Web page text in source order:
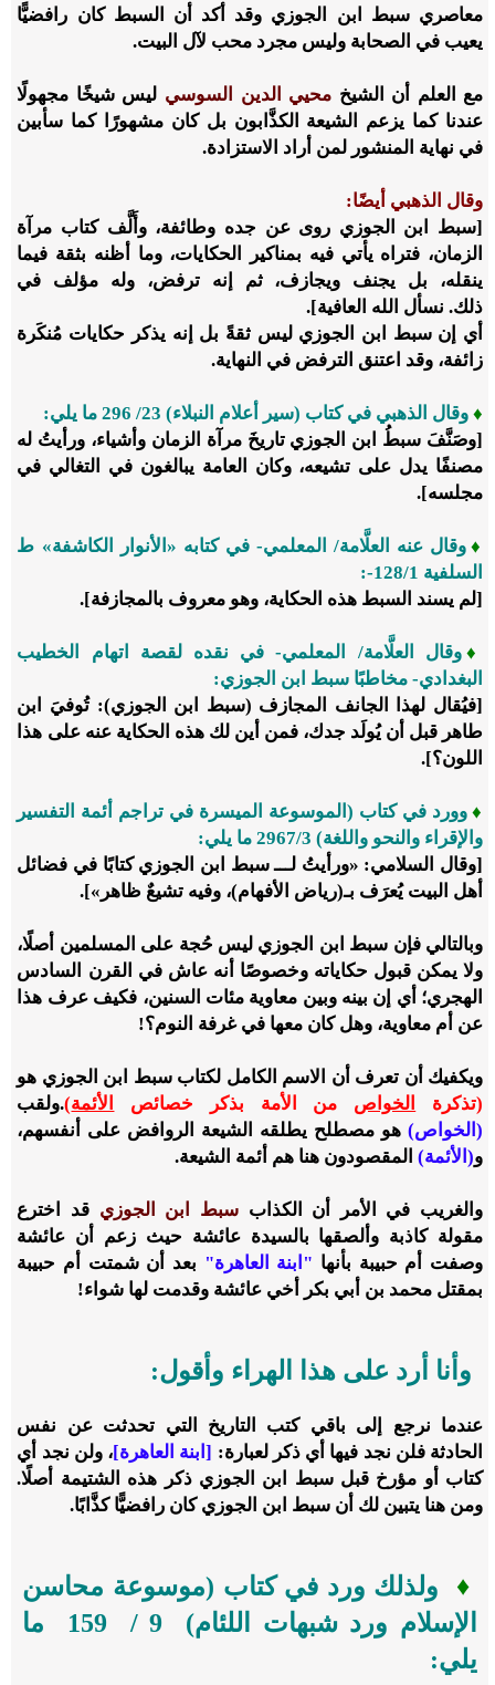
معاصري سبط ابن الجوزي وقد أكد أن السبط كان رافضيًّا
يعيب في الصحابة وليس مجرد محب لآل البيت.
مع العلم أن الشيخ محيي الدين السوسي ليس شيخًا مجهولًا
عندنا كما يزعم الشيعة الكذَّابون بل كان مشهورًا كما سأبين
في نهاية المنشور لمن أراد الاستزادة.
وقال الذهبي أيضًا:
[سبط ابن الجوزي روى عن جده وطائفة، وأَلَّف كتاب مرآة
الزمان، فتراه يأتي فيه بمناكير الحكايات، وما أظنه بثقة فيما
ينقله، بل يجنف ويجازف، ثم إنه ترفض، وله مؤلف في
ذلك. نسأل الله العافية].
أي إن سبط ابن الجوزي ليس ثقةً بل إنه يذكر حكايات مُنكَرة
زائفة، وقد اعتنق الترفض في النهاية.
♦ وقال الذهبي في كتاب (سير أعلام النبلاء) 23
/
296 ما يلي:
[وصَنَّفَ سبطُ ابن الجوزي تاريخَ مرآة الزمان وأشياء، ورأيتُ له
مصنفًا يدل على تشيعه، وكان العامة يبالغون في التغالي في
مجلسه].
♦ وقال عنه العلَّامة/ المعلمي- في كتابه «الأنوار الكاشفة» ط
السلفية 1/‏128-:
[لم يسند السبط هذه الحكاية، وهو معروف بالمجازفة].
♦ وقال العلَّامة/ المعلمي- في نقده لقصة اتهام الخطيب
البغدادي- مخاطبًا سبط ابن الجوزي:
[فيُقال لهذا الجانف المجازف (سبط ابن الجوزي): تُوفيَ ابن
طاهر قبل أن يُولَد جدك، فمن أين لك هذه الحكاية عنه على هذا
اللون؟].
♦وورد في كتاب (الموسوعة الميسرة في تراجم أئمة التفسير
والإقراء والنحو واللغة) 3/‏2967 ما يلي:
[وقال السلامي: «ورأيتُ لـــ سبط ابن الجوزي كتابًا في فضائل
أهل البيت يُعرَف بـ(رياض الأفهام)، وفيه تشيعٌ ظاهر»].
وبالتالي فإن سبط ابن الجوزي ليس حُجة على المسلمين أصلًا،
ولا يمكن قبول حكاياته وخصوصًا أنه عاش في القرن السادس
الهجري؛ أي إن بينه وبين معاوية مئات السنين، فكيف عرف هذا
عن أم معاوية، وهل كان معها في غرفة النوم؟!
ويكفيك أن تعرف أن الاسم الكامل لكتاب سبط ابن الجوزي هو
(تذكرة
الخواص من الأمة بذكر خصائص الأئمة)
.ولقب
(الخواص) هو مصطلح يطلقه الشيعة الروافض على أنفسهم،
و(الأئمة) المقصودون هنا هم أئمة الشيعة.
والغريب في الأمر أن الكذاب سبط ابن الجوزي قد اخترع
مقولة كاذبة وألصقها بالسيدة عائشة حيث زعم أن عائشة
وصفت أم حبيبة بأنها "ابنة العاهرة" بعد أن شمتت أم حبيبة
بمقتل محمد بن أبي بكر أخي عائشة وقدمت لها شواء!
وأنا أرد على هذا الهراء وأقول:
عندما نرجع إلى باقي كتب التاريخ التي تحدثت عن نفس
الحادثة فلن نجد فيها أي ذكر لعبارة: [ابنة العاهرة]، ولن نجد أي
كتاب أو مؤرخ قبل سبط ابن الجوزي ذكر هذه الشتيمة أصلًا.
ومن هنا يتبين لك أن سبط ابن الجوزي كان رافضيًّا كذَّابًا.
♦
ولذلك ورد في كتاب (موسوعة محاسن
الإسلام ورد شبهات اللئام)
9
/
159
ما
يلي: